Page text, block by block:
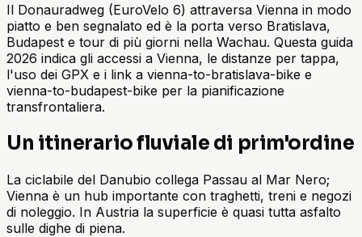
Il Donauradweg (EuroVelo 6) attraversa Vienna in modo
piatto e ben segnalato ed è la porta verso Bratislava,
Budapest e tour di più giorni nella Wachau. Questa guida
2026 indica gli accessi a Vienna, le distanze per tappa,
l'uso dei GPX e i link a vienna-to-bratislava-bike e
vienna-to-budapest-bike per la pianificazione
transfrontaliera.
Un itinerario fluviale di prim'ordine
La ciclabile del Danubio collega Passau al Mar Nero;
Vienna è un hub importante con traghetti, treni e negozi
di noleggio. In Austria la superficie è quasi tutta asfalto
sulle dighe di piena.